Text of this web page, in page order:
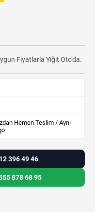
Fiyatlarla Yiğit Oto'da.
Hemen Teslim / Aynı
396 49 46
878 68 95